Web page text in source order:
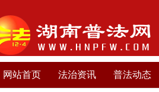
网站首页 法治资讯 普法动态